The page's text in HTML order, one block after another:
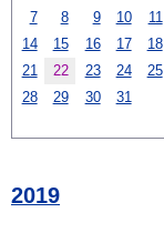
7
8 9 10 11
14
15 16 17 18
21
22 23 24 25
28
29 30 31
2019